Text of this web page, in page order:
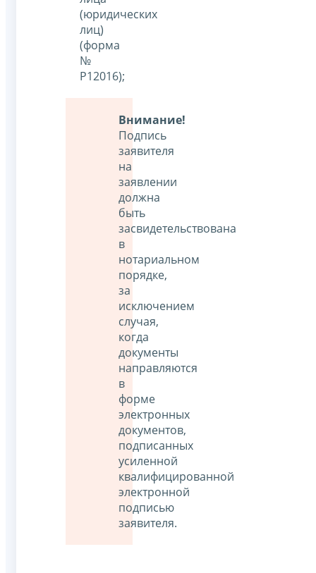
(юридических
лиц)
(форма
№
Р12016);
Внимание!
Подпись
заявителя
на
заявлении
должна
быть
засвидетельствована
в
нотариальном
порядке,
за
исключением
случая,
когда
документы
направляются
в
форме
электронных
документов,
подписанных
усиленной
квалифицированной
электронной
подписью
заявителя.